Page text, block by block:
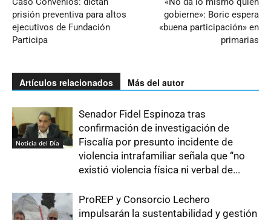
prisión preventiva para altos
ejecutivos de Fundación
Participa
gobierne»: Boric espera
«buena participación» en
primarias
Artículos relacionados Más del autor
Noticia del Día
Senador Fidel Espinoza tras
confirmación de investigación de
Fiscalía por presunto incidente de
violencia intrafamiliar señala que “no
existió violencia física ni verbal de...
ProREP y Consorcio Lechero
impulsarán la sustentabilidad y gestión